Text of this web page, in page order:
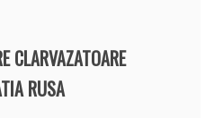
CLARVAZATOARE
RUSA